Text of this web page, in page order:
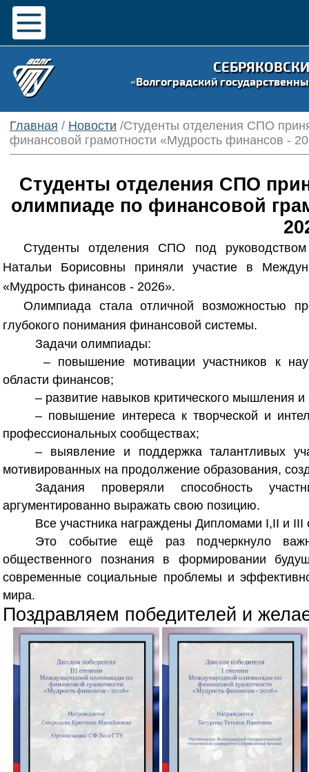
«Волгоградский
Главная / Новости /Студенты отделения СПО
финансовой грамотности «Мудрость финансов -
Студенты отделения СПО
олимпиаде по финансовой
Студенты отделения СПО под
Натальи Борисовны приняли участие в
«Мудрость финансов - 2026».
Олимпиада стала отличной возможностью
глубокого понимания финансовой системы.
Задачи олимпиады:
– повышение мотивации участников к
области финансов;
– развитие навыков критического мышления
– повышение интереса к творческой и
профессиональных сообществах;
– выявление и поддержка талантливых
мотивированных на продолжение образования,
Задания проверяли способность
аргументированно выражать свою позицию.
Все участника награждены Дипломами I,II и III
Это событие ещё раз подчеркнуло
общественного познания в формировании
современные социальные проблемы и
мира.
Поздравляем победителей и